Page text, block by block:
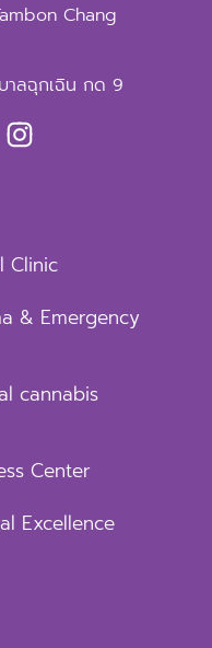
Chang
าลฉุกเฉิน กด 9
Clinic
& Emergency
cannabis
Center
Excellence